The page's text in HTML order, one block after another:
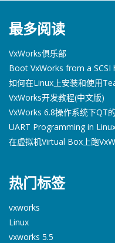
最多阅读
VxWorks俱乐部
Boot VxWorks from a
如何在Linux上安装和使用
VxWorks开发教程(中文版)
VxWorks 6.8操作系统下QT
UART Programming in
在虚拟机Virtual Box上跑
热门标签
vxworks
Linux
vxworks 5.5